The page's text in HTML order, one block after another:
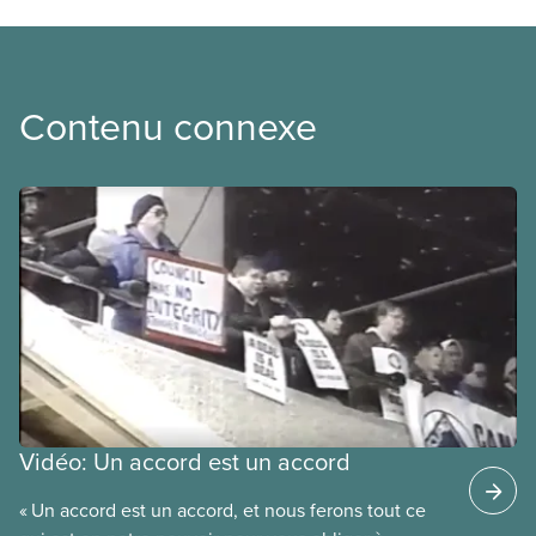
Contenu connexe
Vidéo: Un accord est un accord
« Un accord est un accord, et nous ferons tout ce